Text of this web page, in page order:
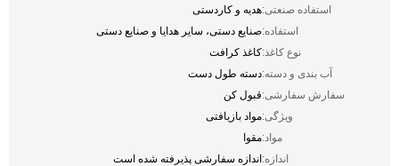
استفاده صنعتی:هدیه و کاردستی
استفاده:صنایع دستی، سایر هدایا و صنایع دستی
نوع کاغذ:کاغذ کرافت
آب بندی و دسته:دسته طول دست
سفارش سفارشی:قبول کن
ویژگی:مواد بازیافتی
مواد:مقوا
اندازه:اندازه سفارشی پذیرفته شده است